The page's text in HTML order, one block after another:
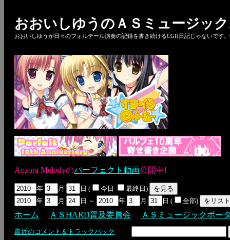
おおいしゆうのＡＳミュージッ
おおいしゆうが日々のフォルテール演奏の記録を書き続けるCGI(日記じゃないです
Aozora Melodyのパーフェクト動画公開中!
年 月 日 ( 今日
最終日)
年
月 日 ～ 年 月 日 ( 全部)
ホーム ＡＳHARD普及委員会 ＡＳミュージックポー
最近のコメント＆トラックバック